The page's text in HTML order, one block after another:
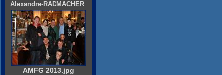
Alexandre-RADMACHER
AMFG 2013.jpg